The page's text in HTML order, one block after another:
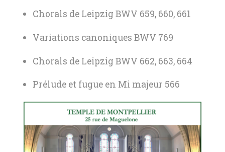
Chorals de Leipzig BWV 659, 660, 661
Variations canoniques BWV 769
Chorals de Leipzig BWV 662, 663, 664
Prélude et fugue en Mi majeur 566